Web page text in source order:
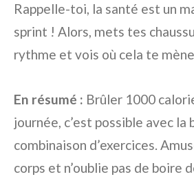
Rappelle-toi, la santé est un
sprint ! Alors, mets tes
rythme et vois où cela te
En résumé : Brûler 1000
journée, c’est possible avec la
combinaison d’exercices.
corps et n’oublie pas de boire